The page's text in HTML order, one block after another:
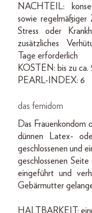
NACHTEIL:
sowie regelmäßiger
Stress oder
zusätzliches
Tage erforderlich
KOSTEN: bis zu ca.
PEARL-INDEX: 6
das femidom
Das Frauenkondom
dünnen Latex-
geschlossenen und
geschlossenen
eingeführt und
Gebärmutter
HALTBARKEIT: